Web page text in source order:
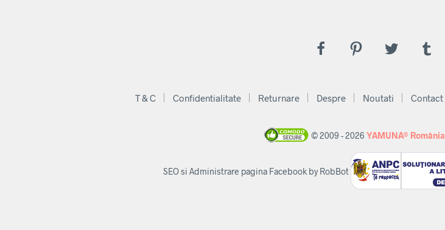
produsului.
T & C Confidentialitate Returnare Despre Noutati Contact
© 2009 - 2026 YAMUNA® România
SEO si Administrare pagina Facebook by RobBot